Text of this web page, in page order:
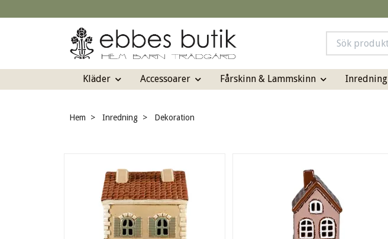
Kläder Accessoarer Fårskinn & Lammskinn Inredning
Hem Inredning Dekoration